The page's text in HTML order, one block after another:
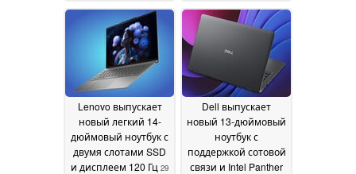
29 May 2026
29 May
2026
Lenovo выпускает
новый легкий 14-
дюймовый ноутбук с
двумя слотами SSD
и дисплеем 120 Гц 29
Dell выпускает
новый 13-дюймовый
ноутбук с
поддержкой сотовой
связи и Intel Panther